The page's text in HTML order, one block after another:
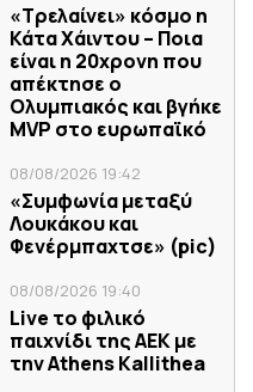
«Τρελαίνει» κόσμο η
Κάτα Χάιντου – Ποια
είναι η 20χρονη που
απέκτησε ο
Ολυμπιακός και βγήκε
MVP στο ευρωπαϊκό
08/08/2026 19:42
«Συμφωνία μεταξύ
Λουκάκου και
Φενέρμπαχτσε» (pic)
08/08/2026 19:40
Live το φιλικό
παιχνίδι της ΑΕΚ με
την Athens Kallithea